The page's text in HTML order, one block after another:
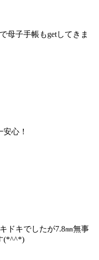
母子手帳もgetしてきま
心！
ドキでしたが7.8㎜無事
(*^^*)